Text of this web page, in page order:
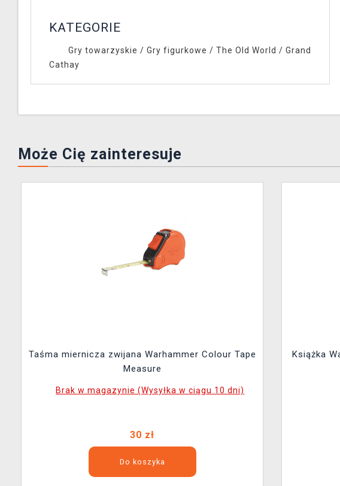
KATEGORIE
Gry towarzyskie / Gry figurkowe / The Old World / Grand
Cathay
Może Cię zainteresuje
Taśma miernicza zwijana Warhammer Colour Tape
Measure
Brak w magazynie (Wysyłka w ciągu 10 dni)
30 zł
Do koszyka
Książka